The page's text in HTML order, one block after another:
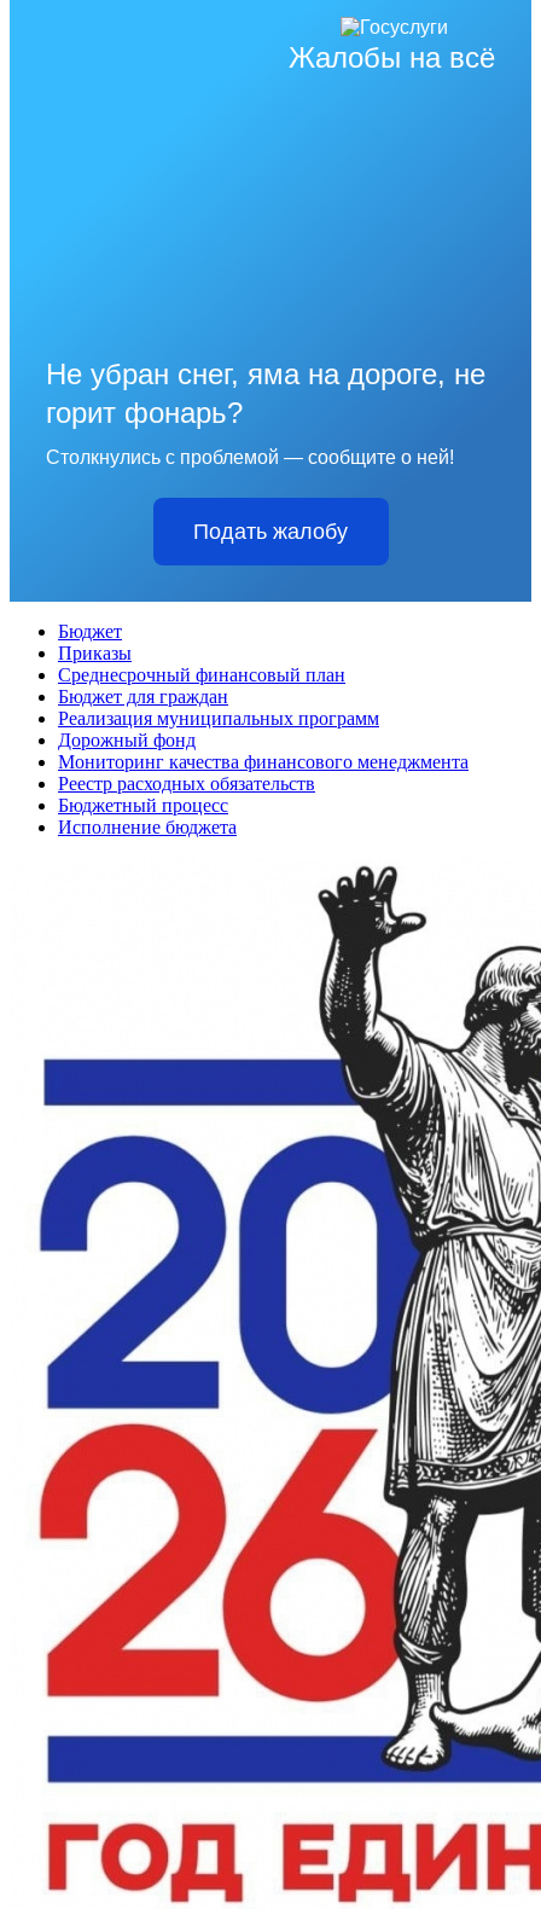
Жалобы на всё
Не убран снег, яма на дороге, не
горит фонарь?
Столкнулись с проблемой — сообщите о ней!
Подать жалобу
Бюджет
Приказы
Среднесрочный финансовый план
Бюджет для граждан
Реализация муниципальных программ
Дорожный фонд
Мониторинг качества финансового менеджмента
Реестр расходных обязательств
Бюджетный процесс
Исполнение бюджета